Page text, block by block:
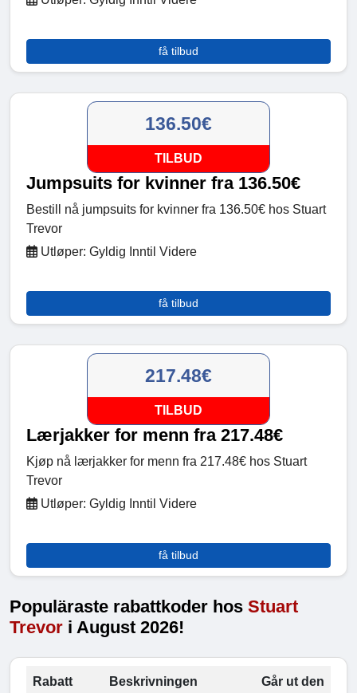
få tilbud
136.50€
TILBUD
Jumpsuits for kvinner fra 136.50€
Bestill nå jumpsuits for kvinner fra 136.50€ hos Stuart
Trevor
Utløper: Gyldig Inntil Videre
få tilbud
217.48€
TILBUD
Lærjakker for menn fra 217.48€
Kjøp nå lærjakker for menn fra 217.48€ hos Stuart
Trevor
Utløper: Gyldig Inntil Videre
få tilbud
Populäraste rabattkoder hos Stuart
Trevor i August 2026!
Rabatt
Beskrivningen Går ut den